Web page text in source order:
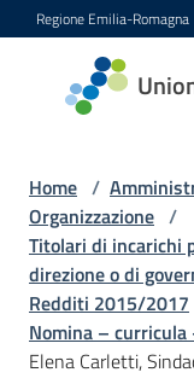
Vai al contenuto
Vai alla navigazione
Vai al footer
Regione Emilia-Romagna
Unione
Bassa
Amministrazione
Menu selezionato
Novità
Home /
Organizzazione /
Titolari di incarichi
direzione o di
Redditi 2015/2017
Nomina –
Elena Carletti,